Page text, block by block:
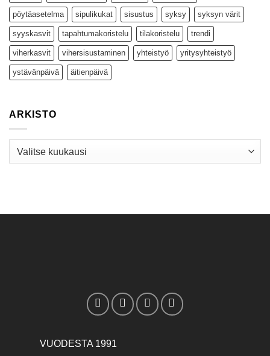
pöytäasetelma sipulikukat sisustus syksy syksyn värit
syyskasvit tapahtumakoristelu tilakoristelu trendi
viherkasvit vihersisustaminen yhteistyö yritysyhteistyö
ystävänpäivä äitienpäivä
ARKISTO
Arkisto
VUODESTA 1991